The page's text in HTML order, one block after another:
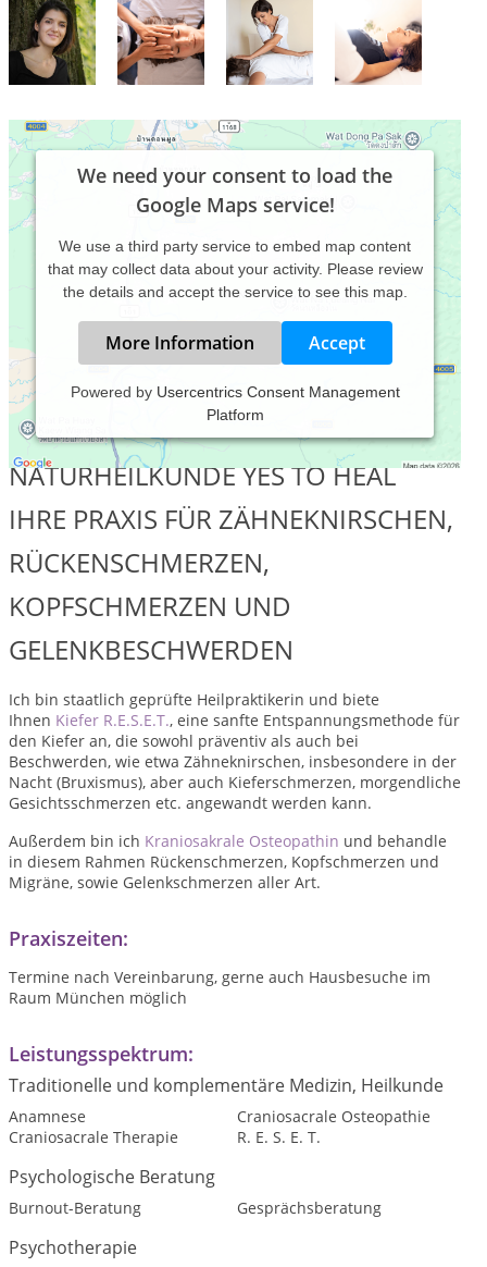
We need your consent to load the
Google Maps service!
We use a third party service to embed map content
that may collect data about your activity. Please review
the details and accept the service to see this map.
More Information Accept
Powered by Usercentrics Consent Management
Platform
WILLKOMMEN IN DER PRAXIS FÜR
NATURHEILKUNDE YES TO HEAL
IHRE PRAXIS FÜR ZÄHNEKNIRSCHEN,
RÜCKENSCHMERZEN,
KOPFSCHMERZEN UND
GELENKBESCHWERDEN
Ich bin staatlich geprüfte Heilpraktikerin und biete
Ihnen Kiefer R.E.S.E.T., eine sanfte Entspannungsmethode für
den Kiefer an, die sowohl präventiv als auch bei
Beschwerden, wie etwa Zähneknirschen, insbesondere in der
Nacht (Bruxismus), aber auch Kieferschmerzen, morgendliche
Gesichtsschmerzen etc. angewandt werden kann.
Außerdem bin ich Kraniosakrale Osteopathin und behandle
in diesem Rahmen Rückenschmerzen, Kopfschmerzen und
Migräne, sowie Gelenkschmerzen aller Art.
Praxiszeiten:
Termine nach Vereinbarung, gerne auch Hausbesuche im
Raum München möglich
Leistungsspektrum:
Traditionelle und komplementäre Medizin, Heilkunde
Anamnese
Craniosacrale Osteopathie
Craniosacrale Therapie
R. E. S. E. T.
Psychologische Beratung
Burnout-Beratung Gesprächsberatung
Psychotherapie